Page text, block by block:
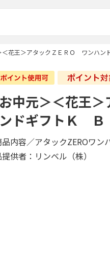
＜花王＞アタックＺＥＲＯ ワンハン
中元＞＜花王
ドギフトＫ Ｂ
内容／アタックZEROワ
供者：リンベル（株）